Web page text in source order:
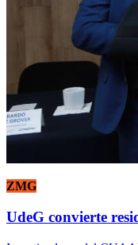
ZMG
UdeG convierte